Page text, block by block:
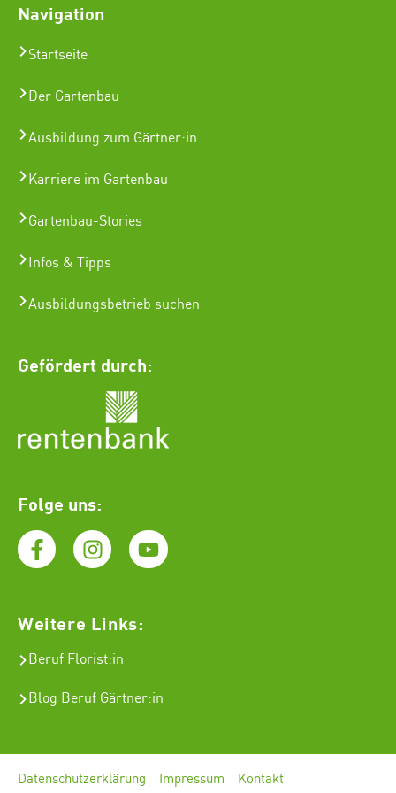
Navigation
Startseite
Der Gartenbau
Ausbildung zum Gärtner:in
Karriere im Gartenbau
Gartenbau-Stories
Infos & Tipps
Ausbildungsbetrieb suchen
Gefördert durch:
Folge uns:
Weitere Links:
Beruf Florist:in
Blog Beruf Gärtner:in
Datenschutzerklärung Impressum Kontakt